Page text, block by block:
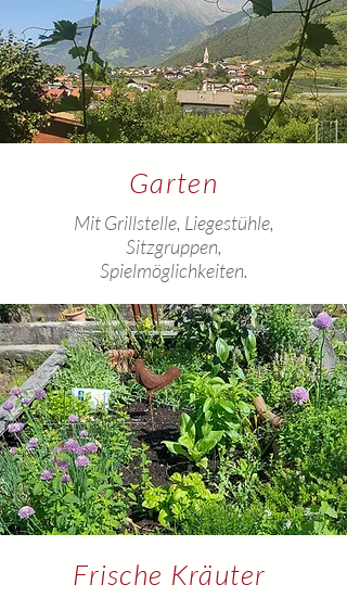
Garten
Mit Grillstelle, Liegestühle,
Sitzgruppen,
Spielmöglichkeiten.
Frische Kräuter